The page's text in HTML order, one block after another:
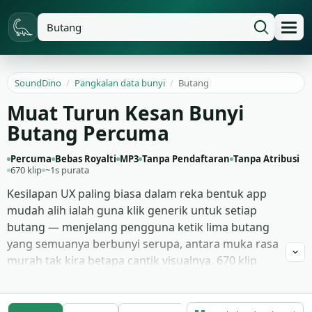
SoundDino / Pangkalan data bunyi / Butang
Muat Turun Kesan Bunyi
Butang Percuma
Percuma Bebas Royalti MP3 Tanpa Pendaftaran Tanpa Atribusi
670 klip ~1s purata
Kesilapan UX paling biasa dalam reka bentuk app
mudah alih ialah guna klik generik untuk setiap
butang — menjelang pengguna ketik lima butang
yang semuanya berbunyi serupa, antara muka rasa
murah tak kira betapa cantik visualnya. 670 klip
dengan variasi: ketik snap-klik terang untuk CTA